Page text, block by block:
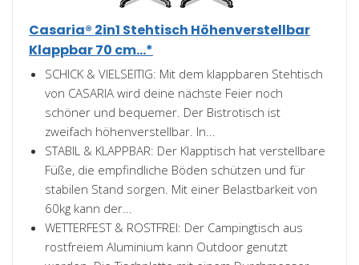
Casaria® 2in1 Stehtisch Höhenverstellbar
Klappbar 70 cm...*
SCHICK & VIELSEITIG: Mit dem klappbaren Stehtisch
von CASARIA wird deine nächste Feier noch
schöner und bequemer. Der Bistrotisch ist
zweifach höhenverstellbar. In...
STABIL & KLAPPBAR: Der Klapptisch hat verstellbare
Füße, die empfindliche Böden schützen und für
stabilen Stand sorgen. Mit einer Belastbarkeit von
60kg kann der...
WETTERFEST & ROSTFREI: Der Campingtisch aus
rostfreiem Aluminium kann Outdoor genutzt